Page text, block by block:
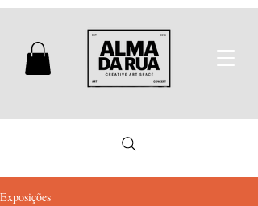
Exposições